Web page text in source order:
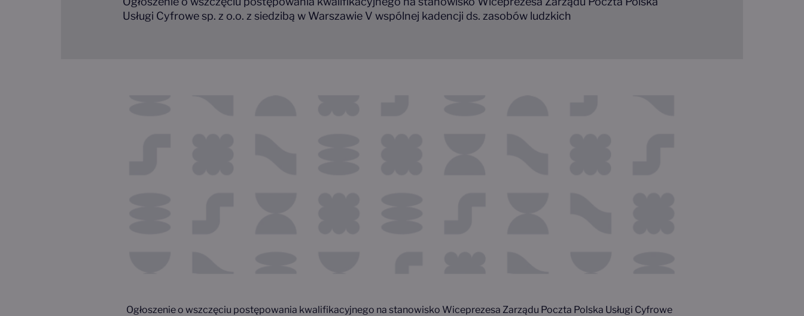
Usługi Cyfrowe sp. z o.o. z siedzibą w Warszawie V wspólnej kadencji ds. zasobów ludzkich
Ogłoszenie o wszczęciu postępowania kwalifikacyjnego na stanowisko Wiceprezesa Zarządu Poczta Polska Usługi Cyfrowe